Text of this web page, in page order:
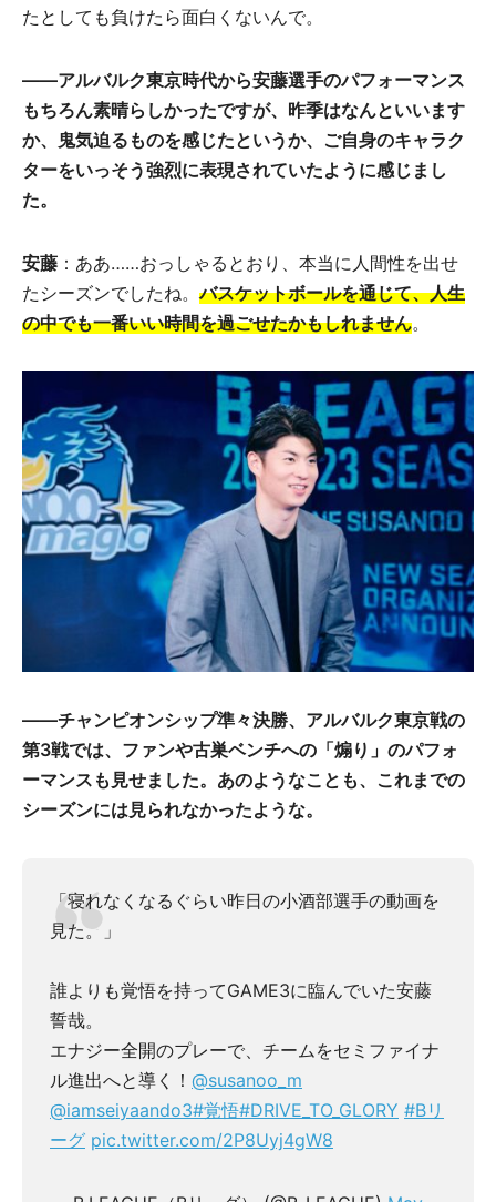
たとしても負けたら面白くないんで。
――アルバルク東京時代から安藤選手のパフォーマンス
もちろん素晴らしかったですが、昨季はなんといいます
か、鬼気迫るものを感じたというか、ご自身のキャラク
ターをいっそう強烈に表現されていたように感じまし
た。
安藤 ：ああ……おっしゃるとおり、本当に人間性を出せ
たシーズンでしたね。バスケットボールを通じて、人生
の中でも一番いい時間を過ごせたかもしれません。
――チャンピオンシップ準々決勝、アルバルク東京戦の
第3戦では、ファンや古巣ベンチへの「煽り」のパフォ
ーマンスも見せました。あのようなことも、これまでの
シーズンには見られなかったような。
「寝れなくなるぐらい昨日の小酒部選手の動画を
見た。」
誰よりも覚悟を持ってGAME3に臨んでいた安藤
誓哉。
エナジー全開のプレーで、チームをセミファイナ
ル進出へと導く！ @susanoo_m
@iamseiyaando3#覚悟#DRIVE_TO_GLORY #Bリ
ーグ pic.twitter.com/2P8Uyj4gW8